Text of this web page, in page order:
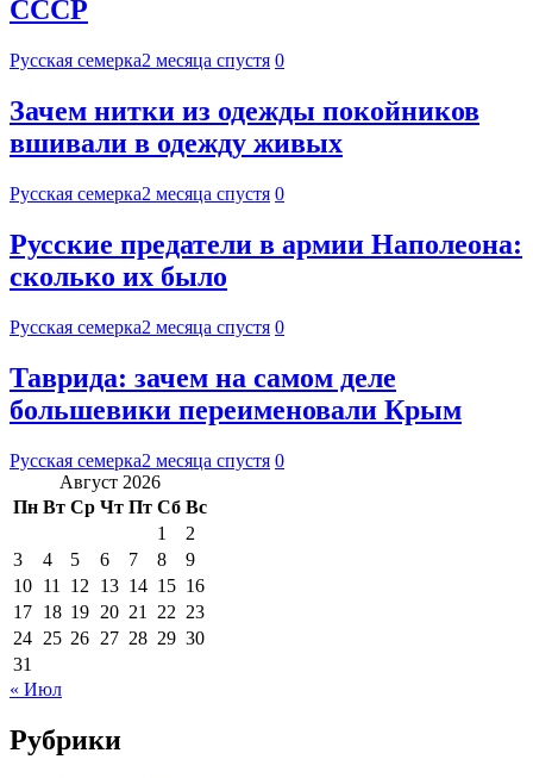
СССР
Русская семерка2 месяца спустя 0
Зачем нитки из одежды покойников
вшивали в одежду живых
Русская семерка2 месяца спустя 0
Русские предатели в армии Наполеона:
сколько их было
Русская семерка2 месяца спустя 0
Таврида: зачем на самом деле
большевики переименовали Крым
Русская семерка2 месяца спустя 0
Август 2026
Пн Вт Ср Чт Пт Сб Вс
1
2
3
4 5 6 7 8
9
10 11 12 13 14 15 16
17 18 19 20 21 22 23
24 25 26 27 28 29 30
31
« Июл
Рубрики